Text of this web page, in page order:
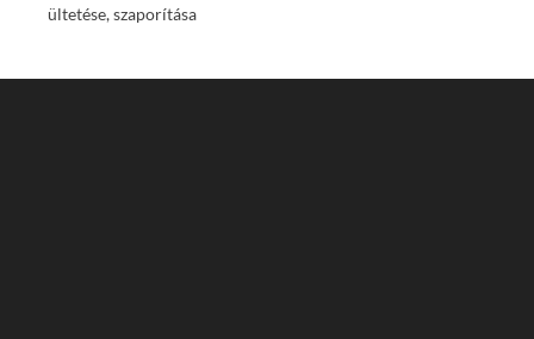
ültetése, szaporítása